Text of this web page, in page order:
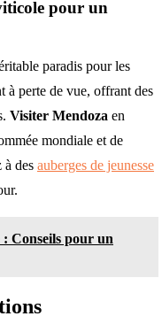
pour un
paradis pour les
à perte de vue, offrant des
Visiter Mendoza en
mondiale et de
à des auberges de jeunesse
Conseils pour un